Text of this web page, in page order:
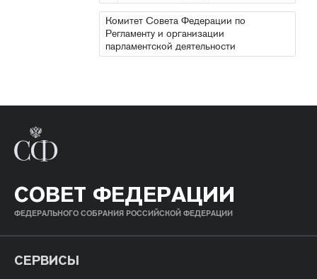
Комитет Совета Федерации по
Регламенту и организации
парламентской деятельности
СОВЕТ ФЕДЕРАЦИИ
ФЕДЕРАЛЬНОГО СОБРАНИЯ РОССИЙСКОЙ ФЕДЕРАЦИИ
СЕРВИСЫ